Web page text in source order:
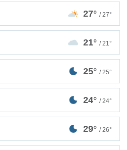
27° / 27°
21° / 21°
25° / 25°
24° / 24°
29° / 26°